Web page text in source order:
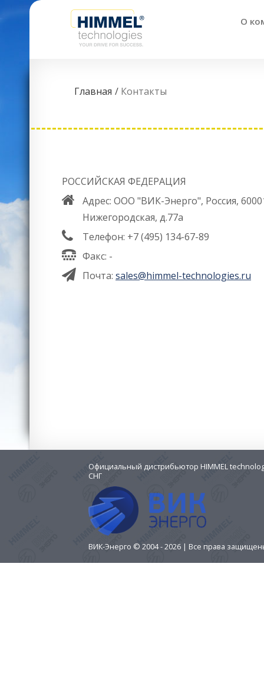
О
Главная Контакты
РОССИЙСКАЯ ФЕДЕРАЦИЯ
Адрес: ООО "ВИК-Энерго", Россия,
Нижегородская, д.77а
Телефон: +7 (495) 134-67-89
Факс: -
Почта: sales@himmel-technologies.ru
Официальный дистрибьютор HIMMEL
СНГ
ВИК-Энерго © 2004 - 2026 | Все права